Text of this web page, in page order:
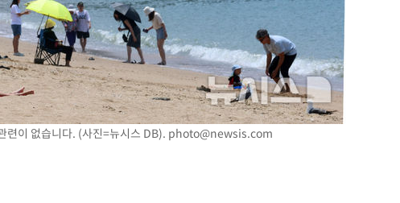
련이 없습니다. (사진=뉴시스 DB). photo@newsis.com